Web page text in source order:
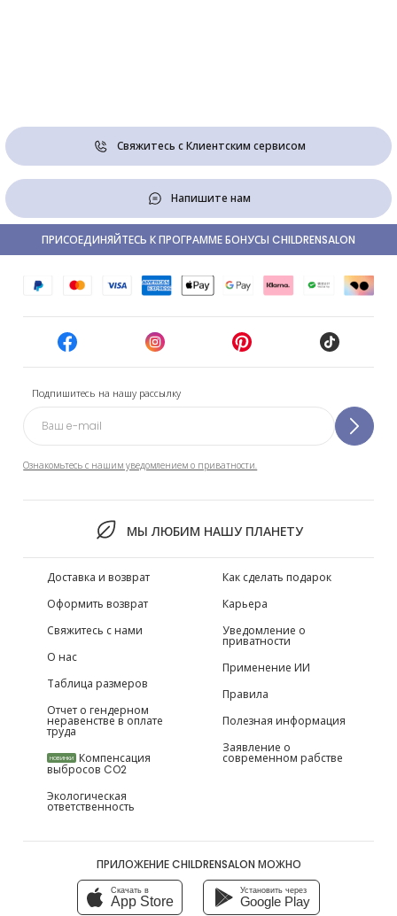
Свяжитесь с Клиентским сервисом
Напишите нам
Подпишитесь на нашу рассылку
Ознакомьтесь с нашим уведомлением о приватности.
МЫ ЛЮБИМ НАШУ ПЛАНЕТУ
ПРИСОЕДИНЯЙТЕСЬ К ПРОГРАММЕ БОНУСЫ CHILDRENSALON
Доставка и возврат
Оформить возврат
Свяжитесь с нами
О нас
Таблица размеров
Отчет о гендерном
неравенстве в оплате
труда
НОВИНКИ Компенсация
выбросов CO2
Экологическая
ответственность
Как сделать подарок
Карьера
Уведомление о
приватности
Применение ИИ
Правила
Полезная информация
Заявление о
современном рабстве
ПРИЛОЖЕНИЕ CHILDRENSALON МОЖНО
Скачать в
App Store
Установить через
Google Play